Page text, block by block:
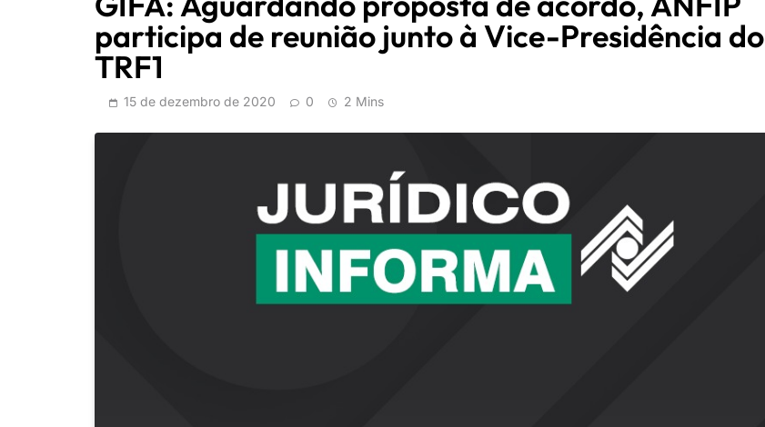
participa de reunião junto à Vice-Presidência do
TRF1
15 de dezembro de 2020 0 2 Mins